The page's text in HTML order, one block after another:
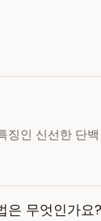
인 신선한 단
은 무엇인가요